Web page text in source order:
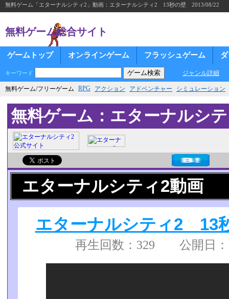
無料ゲーム「エターナルシティ2」動画：エターナルシティ2 13秒の壁 2013/08/22
無料ゲーム総合サイト
ゲームトップ オンラインゲーム フラッシュゲーム
キーワード ジャンル詳細
無料ゲーム/フリーゲーム RPG アクション アドベンチャー シミュレーション
無料ゲーム：エターナルシ
エターナルシティ2動画
エターナルシティ2 13
再生回数：329 公開日